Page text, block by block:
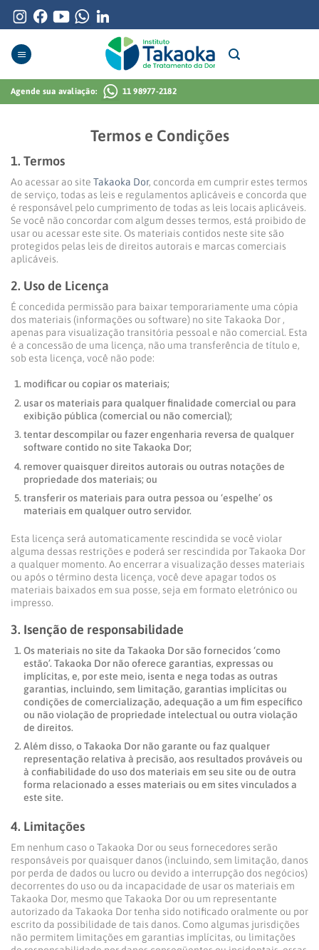
Skip
content
Agende sua avaliação: 11 98977-2182
Termos e Condições
1. Termos
Ao acessar ao site Takaoka Dor, concorda em cumprir estes termos
de serviço, todas as leis e regulamentos aplicáveis ​​e concorda que
é responsável pelo cumprimento de todas as leis locais aplicáveis.
Se você não concordar com algum desses termos, está proibido de
usar ou acessar este site. Os materiais contidos neste site são
protegidos pelas leis de direitos autorais e marcas comerciais
aplicáveis.
2. Uso de Licença
É concedida permissão para baixar temporariamente uma cópia
dos materiais (informações ou software) no site Takaoka Dor ,
apenas para visualização transitória pessoal e não comercial. Esta
é a concessão de uma licença, não uma transferência de título e,
sob esta licença, você não pode:
modificar ou copiar os materiais;
usar os materiais para qualquer finalidade comercial ou para
exibição pública (comercial ou não comercial);
tentar descompilar ou fazer engenharia reversa de qualquer
software contido no site Takaoka Dor;
remover quaisquer direitos autorais ou outras notações de
propriedade dos materiais; ou
transferir os materiais para outra pessoa ou ‘espelhe’ os
materiais em qualquer outro servidor.
Esta licença será automaticamente rescindida se você violar
alguma dessas restrições e poderá ser rescindida por Takaoka Dor
a qualquer momento. Ao encerrar a visualização desses materiais
ou após o término desta licença, você deve apagar todos os
materiais baixados em sua posse, seja em formato eletrónico ou
impresso.
3. Isenção de responsabilidade
Os materiais no site da Takaoka Dor são fornecidos ‘como
estão’. Takaoka Dor não oferece garantias, expressas ou
implícitas, e, por este meio, isenta e nega todas as outras
garantias, incluindo, sem limitação, garantias implícitas ou
condições de comercialização, adequação a um fim específico
ou não violação de propriedade intelectual ou outra violação
de direitos.
Além disso, o Takaoka Dor não garante ou faz qualquer
representação relativa à precisão, aos resultados prováveis ​​ou
à confiabilidade do uso dos materiais em seu site ou de outra
forma relacionado a esses materiais ou em sites vinculados a
este site.
4. Limitações
Em nenhum caso o Takaoka Dor ou seus fornecedores serão
responsáveis ​​por quaisquer danos (incluindo, sem limitação, danos
por perda de dados ou lucro ou devido a interrupção dos negócios)
decorrentes do uso ou da incapacidade de usar os materiais em
Takaoka Dor, mesmo que Takaoka Dor ou um representante
autorizado da Takaoka Dor tenha sido notificado oralmente ou por
escrito da possibilidade de tais danos. Como algumas jurisdições
não permitem limitações em garantias implícitas, ou limitações